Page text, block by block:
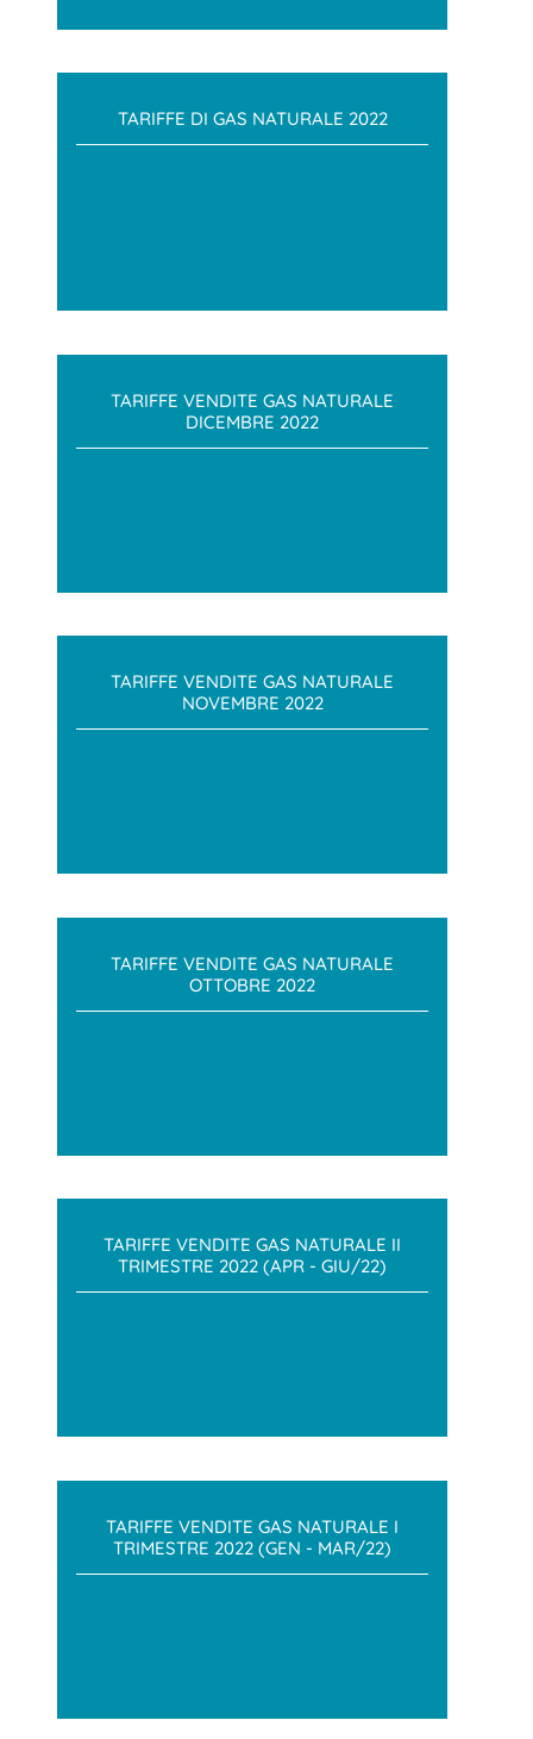
TARIFFE DI GAS NATURALE 2022
TARIFFE VENDITE GAS NATURALE
DICEMBRE 2022
TARIFFE VENDITE GAS NATURALE
NOVEMBRE 2022
TARIFFE VENDITE GAS NATURALE
OTTOBRE 2022
TARIFFE VENDITE GAS NATURALE II
TRIMESTRE 2022 (APR - GIU/22)
TARIFFE VENDITE GAS NATURALE I
TRIMESTRE 2022 (GEN - MAR/22)